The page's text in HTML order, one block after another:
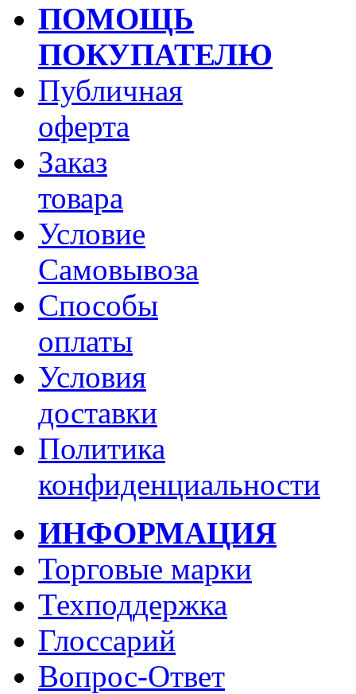
ПОМОЩЬ
ПОКУПАТЕЛЮ
Публичная
оферта
Заказ
товара
Условие
Самовывоза
Способы
оплаты
Условия
доставки
Политика
конфиденциальности
ИНФОРМАЦИЯ
Торговые марки
Техподдержка
Глоссарий
Вопрос-Ответ